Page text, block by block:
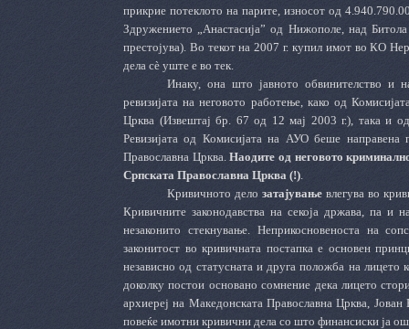
прикрие потеклото на парите, износот од
Здружението „Анастасија” од Нижополе, над
престојува). Во текот на 2007 г. купил имот во КО
дела сѐ уште е во тек.
Инаку, она што јавното обвинителство и
ревизијата на неговото работење, како од
Црква (Извештај бр. 67 од 12 мај 2003 г.), така и
Ревизијата од Комисијата на АУО беше
Православна Црква.Наодите од неговото
Српската Православна Црква (!)
Кривичното дело затајување влегува во
Кривичните законодавства на секоја држава, па
незаконито стекнување. Неприкосновеноста на
законитост во кривичната постапка е основен
независно од статусната и друга положба на
доколку постои основано сомнение дека лицето
архиереј на Македонската Православна Црква,
повеќе имотни кривични дела со што финансиски ја